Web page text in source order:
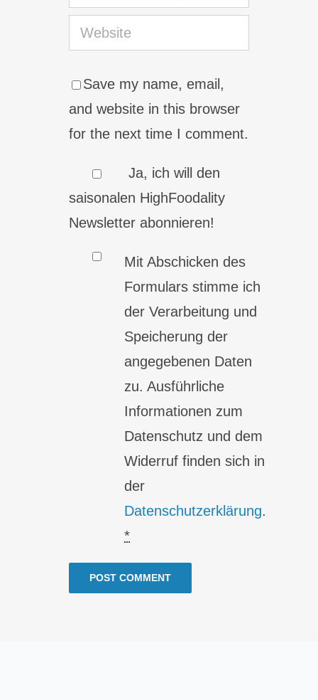
Save my name, email,
and website in this browser
for the next time I comment.
Ja, ich will den
saisonalen HighFoodality
Newsletter abonnieren!
Mit Abschicken des
Formulars stimme ich
der Verarbeitung und
Speicherung der
angegebenen Daten
zu. Ausführliche
Informationen zum
Datenschutz und dem
Widerruf finden sich in
der
Datenschutzerklärung.
*